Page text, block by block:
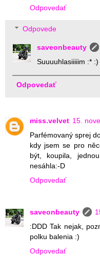
Odpovedať
Odpovede
saveonbeauty
Suuuuhlasiiiiim :* :)
Odpovedať
miss.velvet 15.
Parfémovaný sprej
kdy jsem se pro
být, koupila,
nesáhla:-D
Odpovedať
saveonbeauty
:DDD Tak nejak,
polku balenia :)
Odpovedať